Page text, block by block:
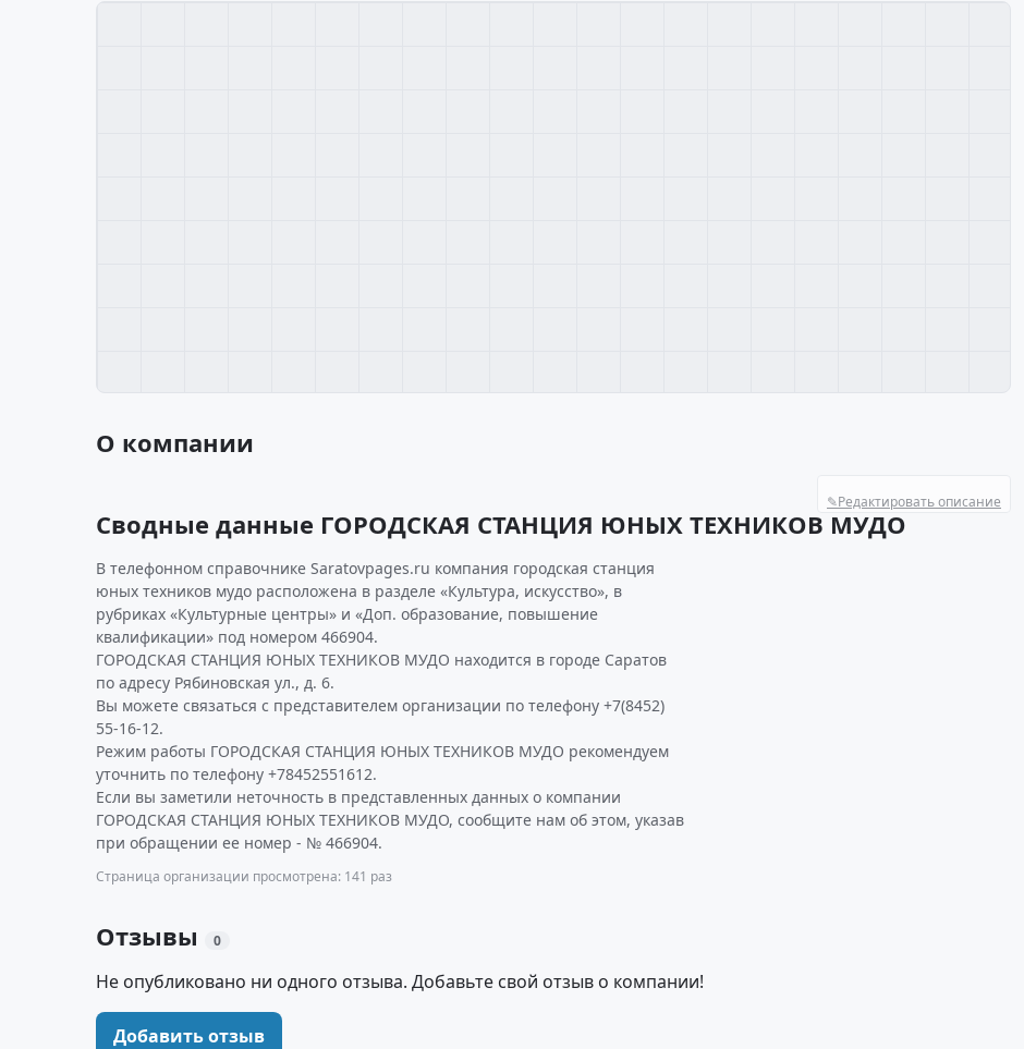
О компании
✎Редактировать описание
Сводные данные ГОРОДСКАЯ СТАНЦИЯ ЮНЫХ ТЕХНИКОВ МУДО
В телефонном справочнике Saratovpages.ru компания городская станция
юных техников мудо расположена в разделе «Культура, искусство», в
рубриках «Культурные центры» и «Доп. образование, повышение
квалификации» под номером 466904.
ГОРОДСКАЯ СТАНЦИЯ ЮНЫХ ТЕХНИКОВ МУДО находится в городе Саратов
по адресу Рябиновская ул., д. 6.
Вы можете связаться с представителем организации по телефону +7(8452)
55-16-12.
Режим работы ГОРОДСКАЯ СТАНЦИЯ ЮНЫХ ТЕХНИКОВ МУДО рекомендуем
уточнить по телефону +78452551612.
Если вы заметили неточность в представленных данных о компании
ГОРОДСКАЯ СТАНЦИЯ ЮНЫХ ТЕХНИКОВ МУДО, сообщите нам об этом, указав
при обращении ее номер - № 466904.
Страница организации просмотрена: 141 раз
Отзывы 0
Не опубликовано ни одного отзыва. Добавьте свой отзыв о компании!
Добавить отзыв